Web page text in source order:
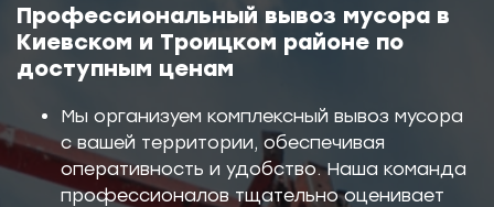
Профессиональный вывоз мусора в
Киевском и Троицком районе по
доступным ценам
Мы организуем комплексный вывоз мусора
с вашей территории, обеспечивая
оперативность и удобство. Наша команда
профессионалов тщательно оценивает